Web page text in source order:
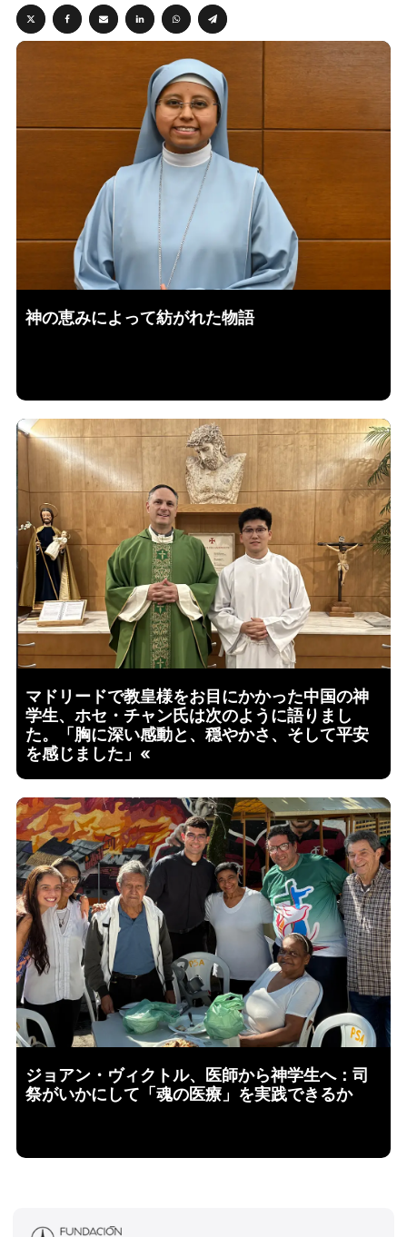
神の恵みによって紡がれた物語
マドリードで教皇様をお目にかかった中国の神
学生、ホセ・チャン氏は次のように語りまし
た。「胸に深い感動と、穏やかさ、そして平安
を感じました」«
ジョアン・ヴィクトル、医師から神学生へ：司
祭がいかにして「魂の医療」を実践できるか